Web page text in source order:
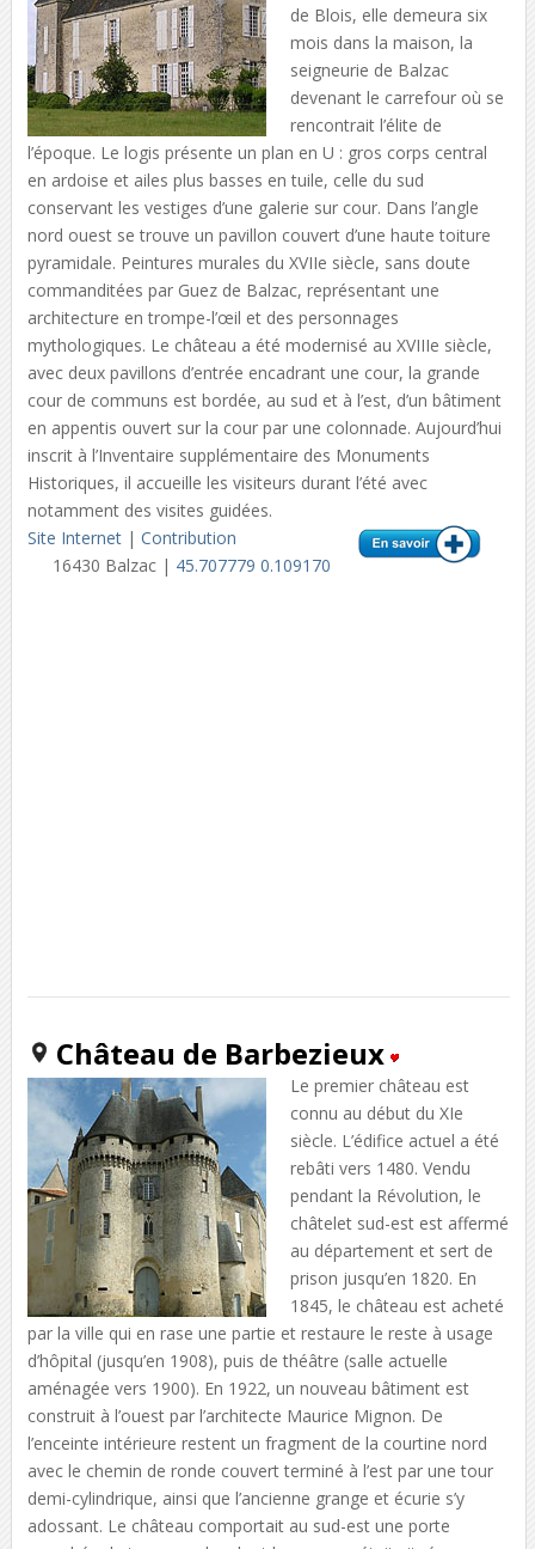
de Blois, elle demeura six
mois dans la maison, la
seigneurie de Balzac
devenant le carrefour où se
rencontrait l’élite de
l’époque. Le logis présente un plan en U : gros corps central
en ardoise et ailes plus basses en tuile, celle du sud
conservant les vestiges d’une galerie sur cour. Dans l’angle
nord ouest se trouve un pavillon couvert d’une haute toiture
pyramidale. Peintures murales du XVIIe siècle, sans doute
commanditées par Guez de Balzac, représentant une
architecture en trompe-l’œil et des personnages
mythologiques. Le château a été modernisé au XVIIIe siècle,
avec deux pavillons d’entrée encadrant une cour, la grande
cour de communs est bordée, au sud et à l’est, d’un bâtiment
en appentis ouvert sur la cour par une colonnade. Aujourd’hui
inscrit à l’Inventaire supplémentaire des Monuments
Historiques, il accueille les visiteurs durant l’été avec
notamment des visites guidées.
Site Internet| Contribution
16430 Balzac | 45.707779 0.109170
Château de Barbezieux
Le premier château est
connu au début du XIe
siècle. L’édifice actuel a été
rebâti vers 1480. Vendu
pendant la Révolution, le
châtelet sud-est est affermé
au département et sert de
prison jusqu’en 1820. En
1845, le château est acheté
par la ville qui en rase une partie et restaure le reste à usage
d’hôpital (jusqu’en 1908), puis de théâtre (salle actuelle
aménagée vers 1900). En 1922, un nouveau bâtiment est
construit à l’ouest par l’architecte Maurice Mignon. De
l’enceinte intérieure restent un fragment de la courtine nord
avec le chemin de ronde couvert terminé à l’est par une tour
demi-cylindrique, ainsi que l’ancienne grange et écurie s’y
adossant. Le château comportait au sud-est une porte